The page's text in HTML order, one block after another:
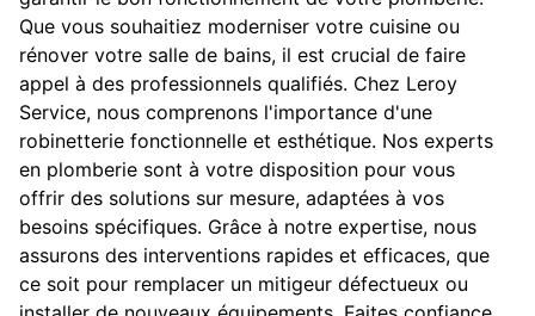
Que vous souhaitiez moderniser votre cuisine ou
rénover votre salle de bains, il est crucial de faire
appel à des professionnels qualifiés. Chez Leroy
Service, nous comprenons l'importance d'une
robinetterie fonctionnelle et esthétique. Nos experts
en plomberie sont à votre disposition pour vous
offrir des solutions sur mesure, adaptées à vos
besoins spécifiques. Grâce à notre expertise, nous
assurons des interventions rapides et efficaces, que
ce soit pour remplacer un mitigeur défectueux ou